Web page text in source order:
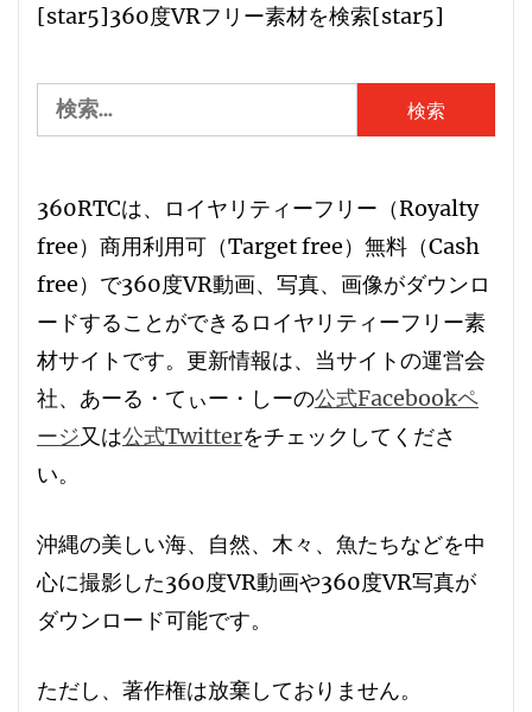
[star5]360度VRフリー素材を検索[star5]
検
索:
360RTCは、 ロイヤリティーフリー （Royalty
free） 商用利用可 （Target free） 無料 （Cash
free）で360度VR動画、写真、画像がダウンロ
ードすることができる ロイヤリティーフリー素
材サイト です。更新情報は、当サイトの運営会
社、あーる・てぃー・しーの公式Facebookペ
ージ又は公式Twitterをチェックしてくださ
い。
沖縄の美しい海、自然、木々、魚たちなどを中
心に撮影した360度VR動画や360度VR写真が
ダウンロード可能です。
ただし、 著作権は放棄しておりません。